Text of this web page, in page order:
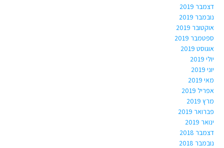
דצמבר 2019
נובמבר 2019
אוקטובר 2019
ספטמבר 2019
אוגוסט 2019
יולי 2019
יוני 2019
מאי 2019
אפריל 2019
מרץ 2019
פברואר 2019
ינואר 2019
דצמבר 2018
נובמבר 2018